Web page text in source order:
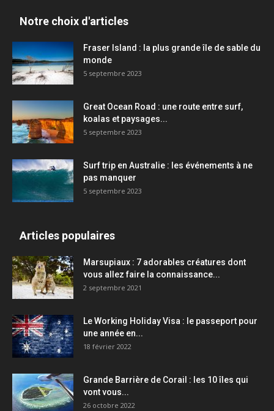
Notre choix d'articles
Fraser Island : la plus grande île de sable du
monde
5 septembre 2023
Great Ocean Road : une route entre surf,
koalas et paysages...
5 septembre 2023
Surf trip en Australie : les événements à ne
pas manquer
5 septembre 2023
Articles populaires
Marsupiaux : 7 adorables créatures dont
vous allez faire la connaissance...
2 septembre 2021
Le Working Holiday Visa : le passeport pour
une année en...
18 février 2022
Grande Barrière de Corail : les 10 îles qui
vont vous...
26 octobre 2022